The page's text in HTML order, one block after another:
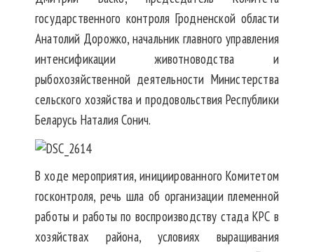
государственного контроля Гродненской области
Анатолий Дорожко, начальник главного управления
интенсификации животноводства и
рыбохозяйственной деятельности Министерства
сельского хозяйства и продовольствия Республики
Беларусь Наталия Сонич.
В ходе мероприятия, инициированного Комитетом
госконтроля, речь шла об организации племенной
работы и работы по воспроизводству стада КРС в
хозяйствах района, условиях выращивания